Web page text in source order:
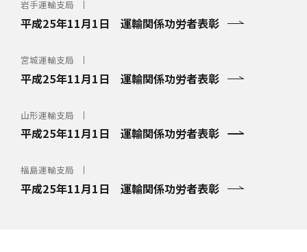
岩手運輸支局
平成25年11月1日 運輸関係功労者表彰
宮城運輸支局
平成25年11月1日 運輸関係功労者表彰
山形運輸支局
平成25年11月1日 運輸関係功労者表彰
福島運輸支局
平成25年11月1日 運輸関係功労者表彰